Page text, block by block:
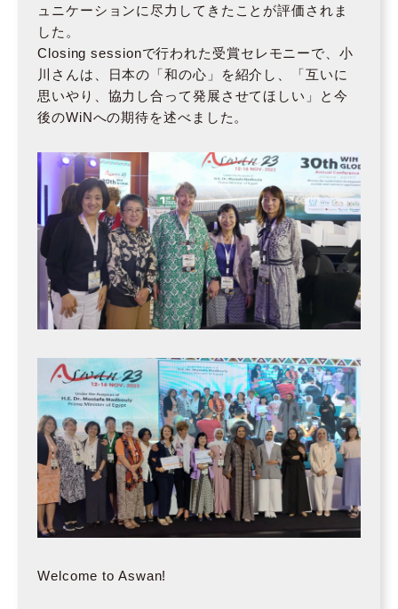
ュニケーションに尽力してきたことが評価されま
した。
Closing sessionで行われた受賞セレモニーで、小
川さんは、日本の「和の心」を紹介し、「互いに
思いやり、協力し合って発展させてほしい」と今
後のWiNへの期待を述べました。
Welcome to Aswan!